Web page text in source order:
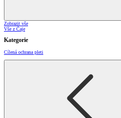
Zobrazit vše
Vše z Čaje
Kategorie
Cílená ochrana pleti